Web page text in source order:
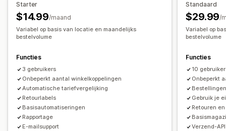
Trackingpagina met eigen merk
Updates van bestellingen
Analytics voor verzendingen
Starter
$14.99/maand
Variabel op basis van locatie en maandelijks
bestelvolume
Functies
3 gebruikers
Onbeperkt aantal winkelkoppelingen
Automatische tariefvergelijking
Retourlabels
Basisautomatiseringen
Rapportage
E-mailsupport
Standaard
$29.99/
Variabel op
bestelvolume
Functies
10
Onbeperkt
Gebruik je
Retouren
Verzend-API